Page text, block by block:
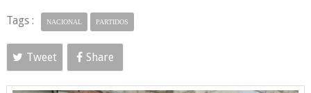
Tags : NACIONAL PARTIDOS
Tweet Share